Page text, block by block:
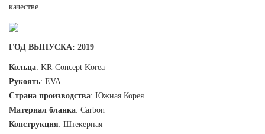
качестве.
ГОД ВЫПУСКА: 2019
Кольца: KR-Concept Korea
Рукоять: EVA
Страна производства: Южная Корея
Материал бланка: Carbon
Конструкция: Штекерная